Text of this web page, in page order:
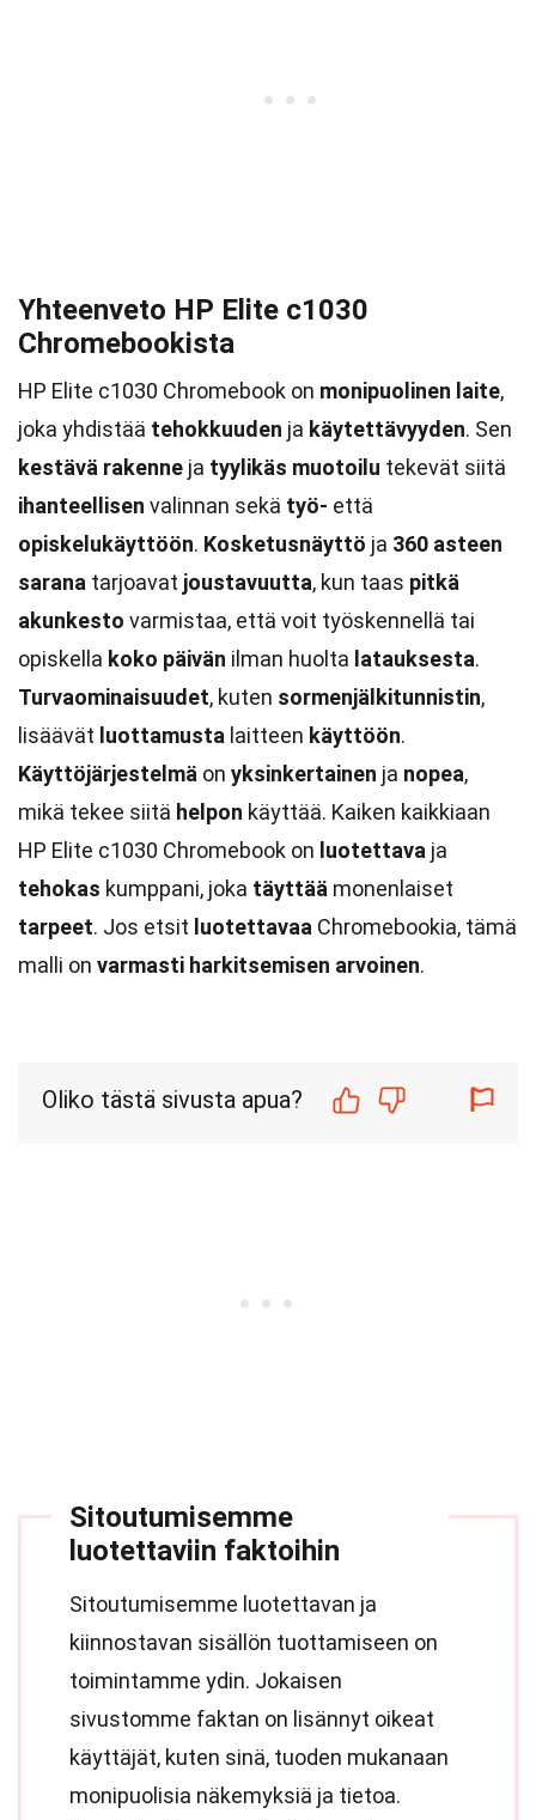
Yhteenveto HP Elite c1030
Chromebookista
HP Elite c1030 Chromebook on monipuolinen laite,
joka yhdistää tehokkuuden ja käytettävyyden. Sen
kestävä rakenne ja tyylikäs muotoilu tekevät siitä
ihanteellisen valinnan sekä työ- että
opiskelukäyttöön. Kosketusnäyttö ja 360 asteen
sarana tarjoavat joustavuutta, kun taas pitkä
akunkesto varmistaa, että voit työskennellä tai
opiskella koko päivän ilman huolta latauksesta.
Turvaominaisuudet, kuten sormenjälkitunnistin,
lisäävät luottamusta laitteen käyttöön.
Käyttöjärjestelmä on yksinkertainen ja nopea,
mikä tekee siitä helpon käyttää. Kaiken kaikkiaan
HP Elite c1030 Chromebook on luotettava ja
tehokas kumppani, joka täyttää monenlaiset
tarpeet. Jos etsit luotettavaa Chromebookia, tämä
malli on varmasti harkitsemisen arvoinen.
Oliko tästä sivusta apua?
Sitoutumisemme
luotettaviin faktoihin
Sitoutumisemme luotettavan ja
kiinnostavan sisällön tuottamiseen on
toimintamme ydin. Jokaisen
sivustomme faktan on lisännyt oikeat
käyttäjät, kuten sinä, tuoden mukanaan
monipuolisia näkemyksiä ja tietoa.